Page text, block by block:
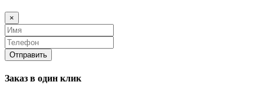
×
Заказ в один клик